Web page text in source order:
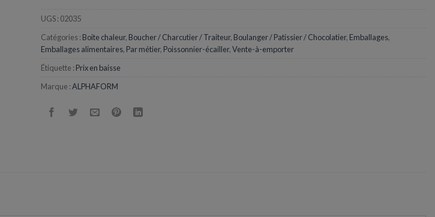
UGS : 02035
Catégories : Boite chaleur, Boucher / Charcutier / Traiteur, Boulanger / Patissier / Chocolatier, Emballages,
Emballages alimentaires, Par métier, Poissonnier-écailler,Vente-à-emporter
Étiquette : Prix en baisse
Marque :ALPHAFORM